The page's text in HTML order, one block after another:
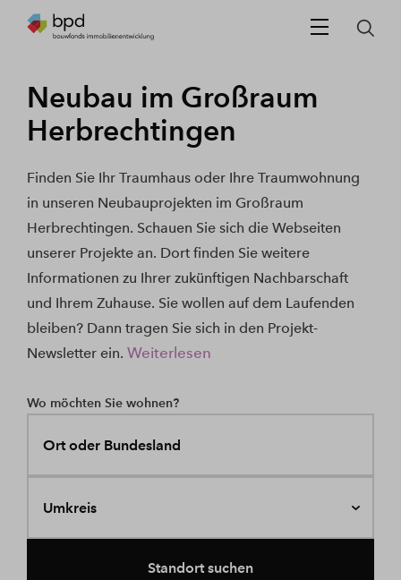
Neubau im Großraum
Herbrechtingen
Finden Sie Ihr Traumhaus oder Ihre Traumwohnung
in unseren Neubauprojekten im Großraum
Herbrechtingen. Schauen Sie sich die Webseiten
unserer Projekte an. Dort finden Sie weitere
Informationen zu Ihrer zukünftigen Nachbarschaft
und Ihrem Zuhause. Sie wollen auf dem Laufenden
bleiben? Dann tragen Sie sich in den Projekt-
Newsletter ein. Weiterlesen
Wo möchten Sie wohnen?
Ort oder Bundesland
Umkreis
Standort suchen